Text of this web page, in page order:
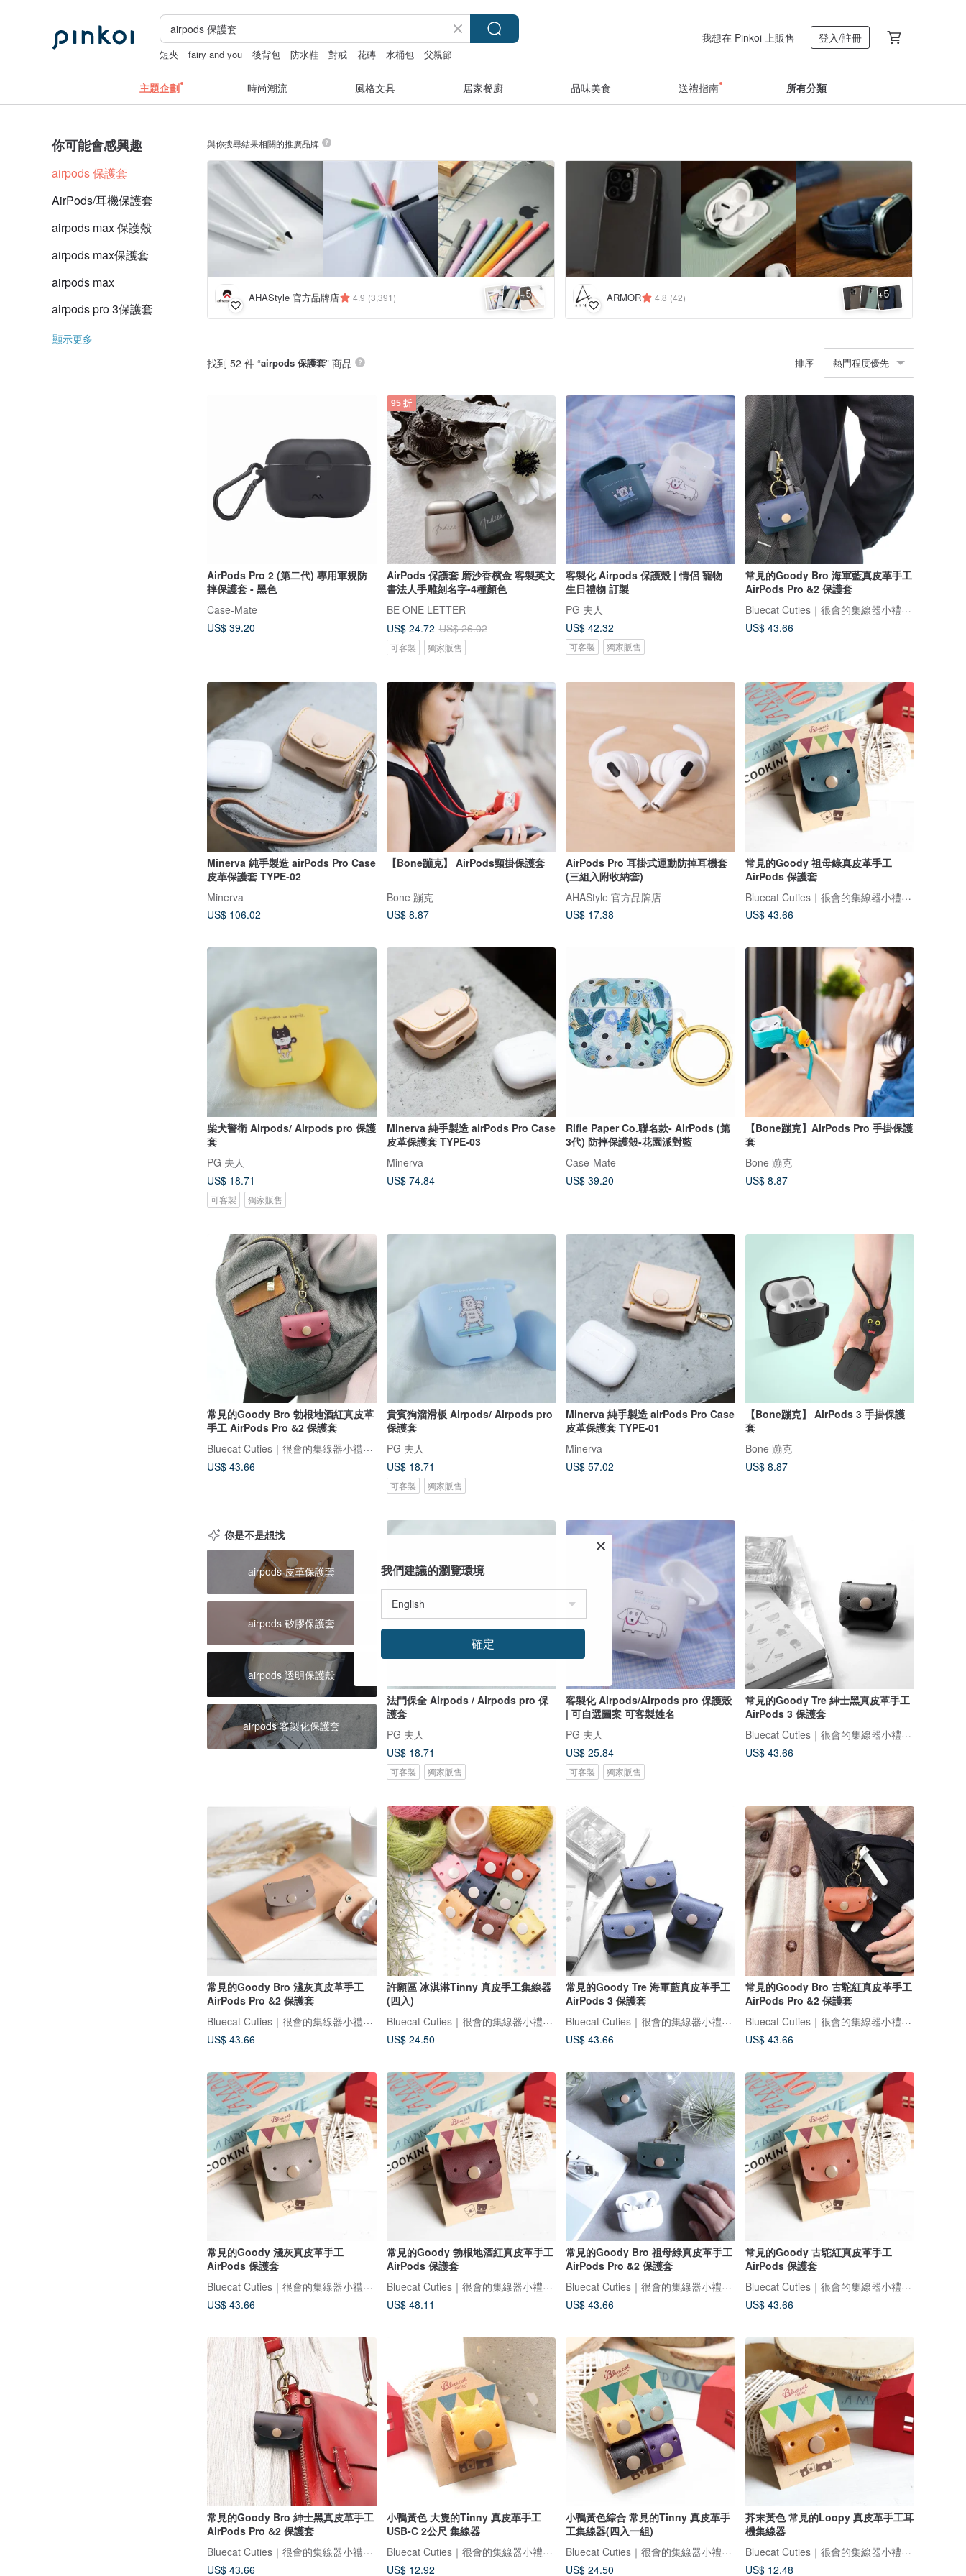
短夾 fairy and you 後背包 防水鞋 對戒 花磚 水桶包 父親節
我想在 Pinkoi 上販售 登入/註冊
主題企劃 時尚潮流 風格文具 居家餐廚 品味美食 送禮指南 所有分類
你可能會感興趣
airpods 保護套
AirPods/耳機保護套
airpods max 保護殼
airpods max保護套
airpods max
airpods pro 3保護套
顯示更多
與你搜尋結果相關的推廣品牌
AHAStyle 官方品牌店 4.9 (3,391) +5 ARMOR 4.8 (42) +5
找到 52 件 “airpods 保護套” 商品 排序 熱門程度優先
AirPods Pro 2 (第二代) 專用軍規防
摔保護套 - 黑色
Case-Mate
US$ 39.20
95 折
AirPods 保護套 磨沙香檳金 客製英文
書法人手雕刻名字-4種顏色
BE ONE LETTER
US$ 24.72 US$ 26.02
可客製 獨家販售
客製化 Airpods 保護殼 | 情侶 寵物
生日禮物 訂製
PG 夫人
US$ 42.32
可客製 獨家販售
常見的Goody Bro 海軍藍真皮革手工
AirPods Pro &2 保護套
Bluecat Cuties｜很會的集線器小禮物專家
US$ 43.66
Minerva 純手製造 airPods Pro Case
皮革保護套 TYPE-02
Minerva
US$ 106.02
【Bone蹦克】 AirPods頸掛保護套
Bone 蹦克
US$ 8.87
AirPods Pro 耳掛式運動防掉耳機套
(三組入附收納套)
AHAStyle 官方品牌店
US$ 17.38
常見的Goody 祖母綠真皮革手工
AirPods 保護套
Bluecat Cuties｜很會的集線器小禮物專家
US$ 43.66
柴犬警衛 Airpods/ Airpods pro 保護
套
PG 夫人
US$ 18.71
可客製 獨家販售
Minerva 純手製造 airPods Pro Case
皮革保護套 TYPE-03
Minerva
US$ 74.84
Rifle Paper Co.聯名款- AirPods (第
3代) 防摔保護殼-花園派對藍
Case-Mate
US$ 39.20
【Bone蹦克】AirPods Pro 手掛保護
套
Bone 蹦克
US$ 8.87
常見的Goody Bro 勃根地酒紅真皮革
手工 AirPods Pro &2 保護套
Bluecat Cuties｜很會的集線器小禮物專家
US$ 43.66
貴賓狗溜滑板 Airpods/ Airpods pro
保護套
PG 夫人
US$ 18.71
可客製 獨家販售
Minerva 純手製造 airPods Pro Case
皮革保護套 TYPE-01
Minerva
US$ 57.02
【Bone蹦克】 AirPods 3 手掛保護
套
Bone 蹦克
US$ 8.87
你是不是想找
airpods 皮革保護套
airpods 矽膠保護套
airpods 透明保護殼
airpods 客製化保護套
法鬥保全 Airpods / Airpods pro 保
護套
PG 夫人
US$ 18.71
可客製 獨家販售
客製化 Airpods/Airpods pro 保護殼
| 可自選圖案 可客製姓名
PG 夫人
US$ 25.84
可客製 獨家販售
常見的Goody Tre 紳士黑真皮革手工
AirPods 3 保護套
Bluecat Cuties｜很會的集線器小禮物專家
US$ 43.66
常見的Goody Bro 淺灰真皮革手工
AirPods Pro &2 保護套
Bluecat Cuties｜很會的集線器小禮物專家
US$ 43.66
許願區 冰淇淋Tinny 真皮手工集線器
(四入)
Bluecat Cuties｜很會的集線器小禮物專家
US$ 24.50
常見的Goody Tre 海軍藍真皮革手工
AirPods 3 保護套
Bluecat Cuties｜很會的集線器小禮物專家
US$ 43.66
常見的Goody Bro 古駝紅真皮革手工
AirPods Pro &2 保護套
Bluecat Cuties｜很會的集線器小禮物專家
US$ 43.66
常見的Goody 淺灰真皮革手工
AirPods 保護套
Bluecat Cuties｜很會的集線器小禮物專家
US$ 43.66
常見的Goody 勃根地酒紅真皮革手工
AirPods 保護套
Bluecat Cuties｜很會的集線器小禮物專家
US$ 48.11
常見的Goody Bro 祖母綠真皮革手工
AirPods Pro &2 保護套
Bluecat Cuties｜很會的集線器小禮物專家
US$ 43.66
常見的Goody 古駝紅真皮革手工
AirPods 保護套
Bluecat Cuties｜很會的集線器小禮物專家
US$ 43.66
常見的Goody Bro 紳士黑真皮革手工
AirPods Pro &2 保護套
Bluecat Cuties｜很會的集線器小禮物專家
US$ 43.66
小鴨黃色 大隻的Tinny 真皮革手工
USB-C 2公尺 集線器
Bluecat Cuties｜很會的集線器小禮物專家
US$ 12.92
小鴨黃色綜合 常見的Tinny 真皮革手
工集線器(四入一組)
Bluecat Cuties｜很會的集線器小禮物專家
US$ 24.50
芥末黃色 常見的Loopy 真皮革手工耳
機集線器
Bluecat Cuties｜很會的集線器小禮物專家
US$ 12.48
我們建議的瀏覽環境
確定